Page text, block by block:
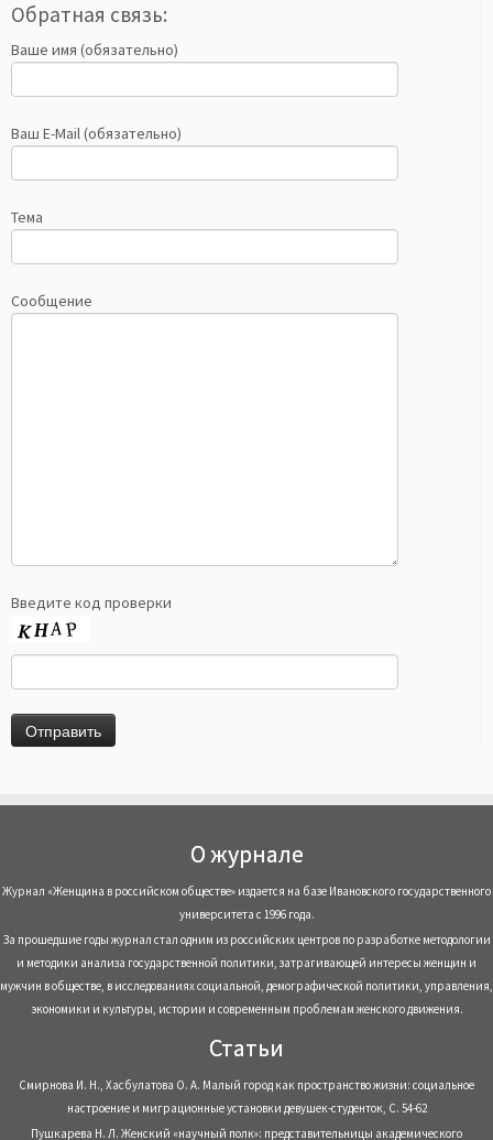
Обратная связь:
Ваше имя (обязательно)
Ваш E-Mail (обязательно)
Тема
Сообщение
Введите код проверки
О журнале
Журнал «Женщина в российском обществе» издается на базе Ивановского государственного
университета с 1996 года.
За прошедшие годы журнал стал одним из российских центров по разработке методологии
и методики анализа государственной политики, затрагивающей интересы женщин и
мужчин в обществе, в исследованиях социальной, демографической политики, управления,
экономики и культуры, истории и современным проблемам женского движения.
Статьи
Смирнова И. Н., Хасбулатова О. А. Малый город как пространство жизни: социальное
настроение и миграционные установки девушек-студенток, С. 54-62
Пушкарева Н. Л. Женский «научный полк»: представительницы академического